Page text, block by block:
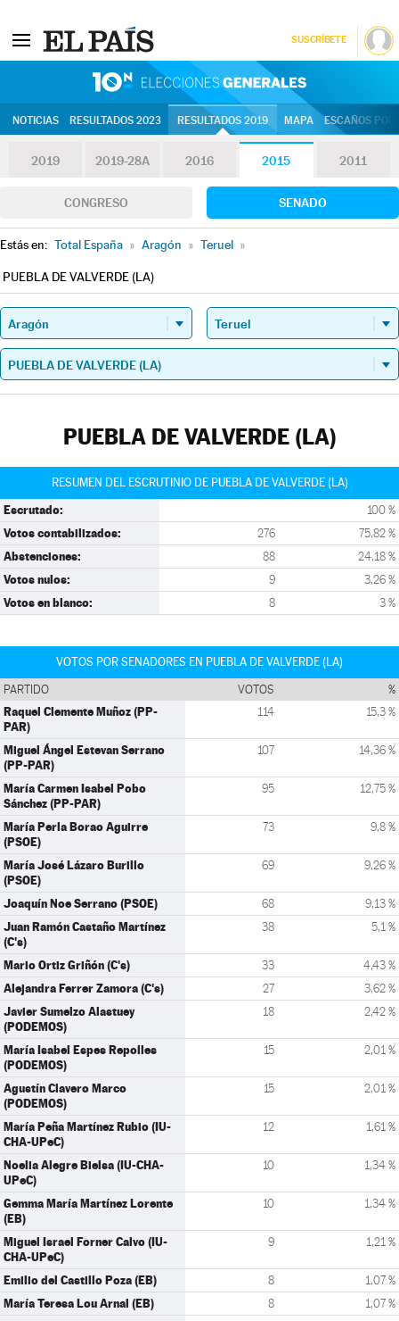
SUSCRÍBETE
NOTICIAS RESULTADOS 2023 RESULTADOS 2019 MAPA ESCAÑOS
2019 2019-28A 2016 2015 2011
CONGRESO SENADO
Estás en: Total España » Aragón » Teruel »
PUEBLA DE VALVERDE (LA)
PUEBLA DE VALVERDE (LA)
RESUMEN DEL ESCRUTINIO DE PUEBLA DE VALVERDE (LA)
Escrutado: 100 %
Votos contabilizados: 276 75,82 %
Abstenciones: 88 24,18 %
Votos nulos: 9 3,26 %
Votos en blanco: 8 3 %
VOTOS POR SENADORES EN PUEBLA DE VALVERDE (LA)
PARTIDO VOTOS %
Raquel Clemente Muñoz (PP-
PAR)
114 15,3 %
Miguel Ángel Estevan Serrano
(PP-PAR)
107 14,36 %
María Carmen Isabel Pobo
Sánchez (PP-PAR)
95 12,75 %
María Perla Borao Aguirre
(PSOE)
73 9,8 %
María José Lázaro Burillo
(PSOE)
69 9,26 %
Joaquín Noe Serrano (PSOE) 68 9,13 %
Juan Ramón Castaño Martínez
(C's)
38 5,1 %
Mario Ortiz Griñón (C's) 33 4,43 %
Alejandra Ferrer Zamora (C's) 27 3,62 %
Javier Sumelzo Alastuey
(PODEMOS)
18 2,42 %
María Isabel Espes Repolles
(PODEMOS)
15 2,01 %
Agustín Clavero Marco
(PODEMOS)
15 2,01 %
María Peña Martínez Rubio (IU-
CHA-UPeC)
12 1,61 %
Noelia Alegre Bielsa (IU-CHA-
UPeC)
10 1,34 %
Gemma María Martínez Lorente
(EB)
10 1,34 %
Miguel Israel Forner Calvo (IU-
CHA-UPeC)
9 1,21 %
Emilio del Castillo Poza (EB) 8 1,07 %
María Teresa Lou Arnal (EB) 8 1,07 %